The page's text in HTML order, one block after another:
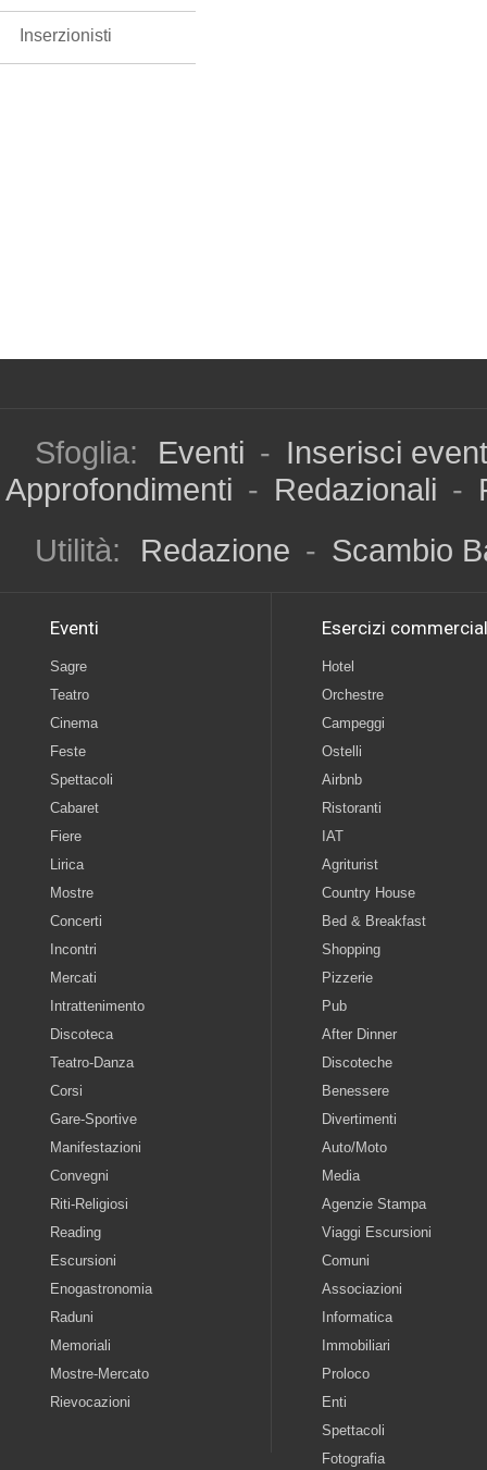
Inserzionisti
Sfoglia: Eventi - Inserisci
Approfondimenti - Redazionali -
Utilità:
Redazione - Scambio
Eventi
Sagre
Teatro
Cinema
Feste
Spettacoli
Cabaret
Fiere
Lirica
Mostre
Concerti
Incontri
Mercati
Intrattenimento
Discoteca
Teatro-Danza
Corsi
Gare-Sportive
Manifestazioni
Convegni
Riti-Religiosi
Reading
Escursioni
Enogastronomia
Raduni
Memoriali
Mostre-Mercato
Rievocazioni
Esercizi
Hotel
Orchestre
Campeggi
Ostelli
Airbnb
Ristoranti
IAT
Agriturist
Country House
Bed & Breakfast
Shopping
Pizzerie
Pub
After Dinner
Discoteche
Benessere
Divertimenti
Auto/Moto
Media
Agenzie Stampa
Viaggi Escursioni
Comuni
Associazioni
Informatica
Immobiliari
Proloco
Enti
Spettacoli
Fotografia